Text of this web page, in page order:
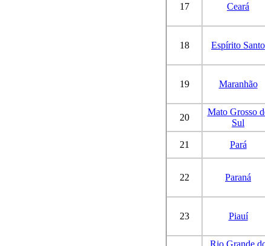
17 Ceará
18 Espírito Santo
19 Maranhão
20
Mato Grosso
Sul
21 Pará
22 Paraná
23 Piauí
Rio Grande